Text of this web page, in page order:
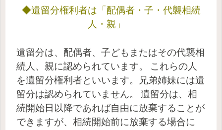
◆遺留分権利者は「配偶者・子・代襲相続
人・親」
遺留分は、配偶者、子どもまたはその代襲相
続人、親に認められています。
これらの人
を遺留分権利者といいます。兄弟姉妹には遺
留分は認められていません。
遺留分は、相
続開始日以降であれば自由に放棄することが
できますが、相続開始前に放棄する場合に